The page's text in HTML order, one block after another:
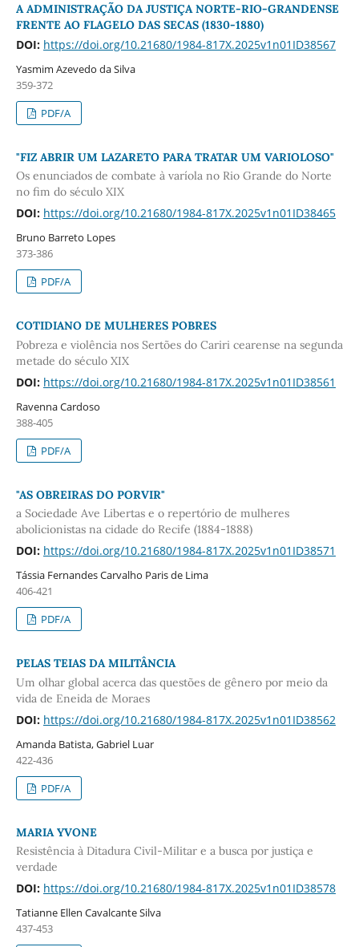
A ADMINISTRAÇÃO DA JUSTIÇA NORTE-RIO-GRANDENSE
FRENTE AO FLAGELO DAS SECAS (1830-1880)
DOI: https://doi.org/10.21680/1984-817X.2025v1n01ID38567
Yasmim Azevedo da Silva
359-372
PDF/A
"FIZ ABRIR UM LAZARETO PARA TRATAR UM VARIOLOSO"
Os enunciados de combate à varíola no Rio Grande do Norte
no fim do século XIX
DOI: https://doi.org/10.21680/1984-817X.2025v1n01ID38465
Bruno Barreto Lopes
373-386
PDF/A
COTIDIANO DE MULHERES POBRES
Pobreza e violência nos Sertões do Cariri cearense na segunda
metade do século XIX
DOI: https://doi.org/10.21680/1984-817X.2025v1n01ID38561
Ravenna Cardoso
388-405
PDF/A
"AS OBREIRAS DO PORVIR"
a Sociedade Ave Libertas e o repertório de mulheres
abolicionistas na cidade do Recife (1884-1888)
DOI: https://doi.org/10.21680/1984-817X.2025v1n01ID38571
Tássia Fernandes Carvalho Paris de Lima
406-421
PDF/A
PELAS TEIAS DA MILITÂNCIA
Um olhar global acerca das questões de gênero por meio da
vida de Eneida de Moraes
DOI: https://doi.org/10.21680/1984-817X.2025v1n01ID38562
Amanda Batista, Gabriel Luar
422-436
PDF/A
MARIA YVONE
Resistência à Ditadura Civil-Militar e a busca por justiça e
verdade
DOI: https://doi.org/10.21680/1984-817X.2025v1n01ID38578
Tatianne Ellen Cavalcante Silva
437-453